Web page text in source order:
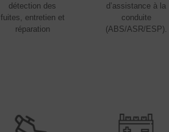
détection des
fuites, entretien et
réparation
d’assistance à la
conduite
(ABS/ASR/ESP).